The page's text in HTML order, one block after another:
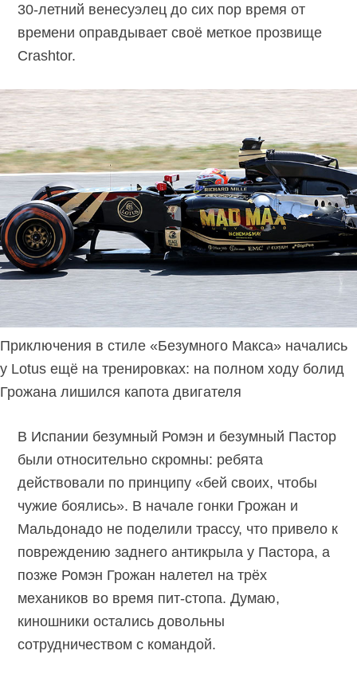
30-летний венесуэлец до сих пор время от
времени оправдывает своё меткое прозвище
Crashtor.
Приключения в стиле «Безумного Макса» начались
у Lotus ещё на тренировках: на полном ходу болид
Грожана лишился капота двигателя
В Испании безумный Ромэн и безумный Пастор
были относительно скромны: ребята
действовали по принципу «бей своих, чтобы
чужие боялись». В начале гонки Грожан и
Мальдонадо не поделили трассу, что привело к
повреждению заднего антикрыла у Пастора, а
позже Ромэн Грожан налетел на трёх
механиков во время пит-стопа. Думаю,
киношники остались довольны
сотрудничеством с командой.